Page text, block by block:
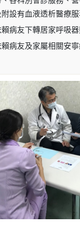
設有血液透析醫療服
病友下轉居家呼吸器
病友及家屬相關安